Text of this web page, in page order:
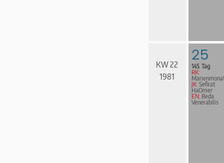
KW 22
1981
25
145. Tag
RK:
JK: Sefirat
HaOmer
EN: Beda
Venerabilis